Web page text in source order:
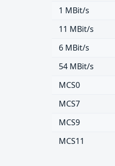
1 MBit/s
11 MBit/s
6 MBit/s
54 MBit/s
MCS0
MCS7
MCS9
MCS11